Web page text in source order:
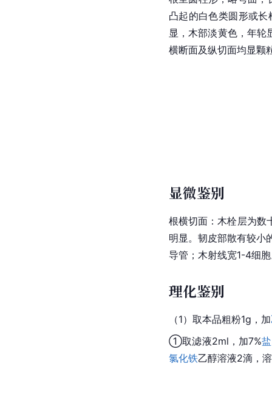
凸起的白色类圆形或
显，木部淡黄色， 年轮
横断面及纵切面均显颗
显微鉴别
根横切面：木栓层为数
明显。 韧皮部散有较小
导管；木射线宽1-4细
理化鉴别
（1）取本品粗粉1g，加
①取滤液2ml，加7%
氯化铁乙醇溶液2滴，